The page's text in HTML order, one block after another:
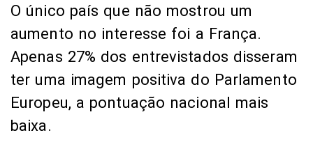
O único país que não mostrou um
aumento no interesse foi a França.
Apenas 27% dos entrevistados disseram
ter uma imagem positiva do Parlamento
Europeu, a pontuação nacional mais
baixa.